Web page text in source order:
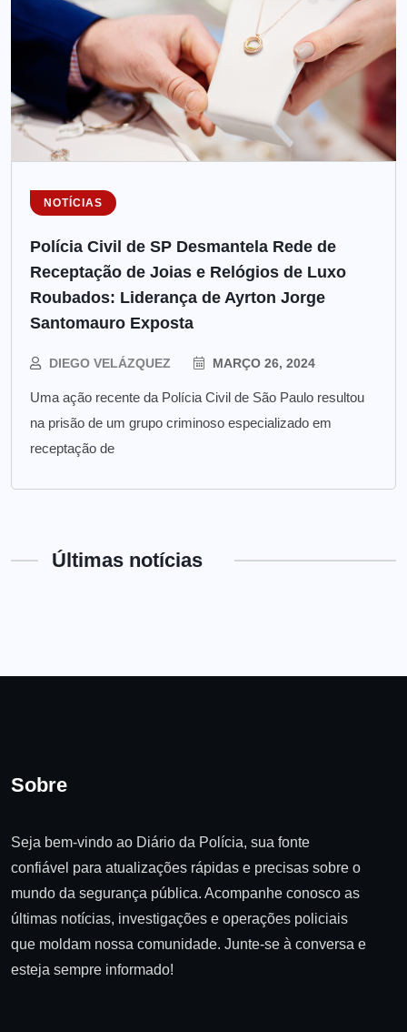
NOTÍCIAS
Polícia Civil de SP Desmantela Rede de
Receptação de Joias e Relógios de Luxo
Roubados: Liderança de Ayrton Jorge
Santomauro Exposta
DIEGO VELÁZQUEZ MARÇO 26, 2024
Uma ação recente da Polícia Civil de São Paulo resultou
na prisão de um grupo criminoso especializado em
receptação de
Últimas notícias
Sobre
Seja bem-vindo ao Diário da Polícia, sua fonte
confiável para atualizações rápidas e precisas sobre o
mundo da segurança pública. Acompanhe conosco as
últimas notícias, investigações e operações policiais
que moldam nossa comunidade. Junte-se à conversa e
esteja sempre informado!